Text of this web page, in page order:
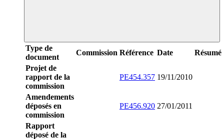
Type de
document
Commission Référence Date
Résumé
Projet de
rapport de la
commission
PE454.357 19/11/2010
Amendements
déposés en
commission
PE456.920 27/01/2011
Rapport
déposé de la